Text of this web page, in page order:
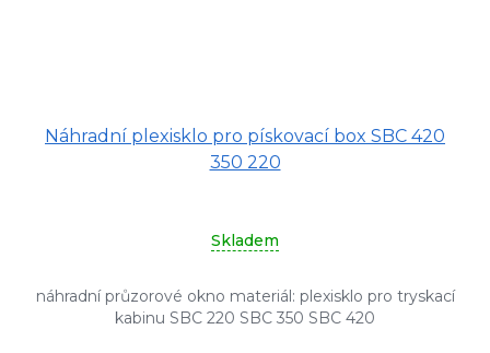
Náhradní plexisklo pro pískovací box SBC 420
350 220
Skladem
náhradní průzorové okno materiál: plexisklo pro tryskací
kabinu SBC 220 SBC 350 SBC 420